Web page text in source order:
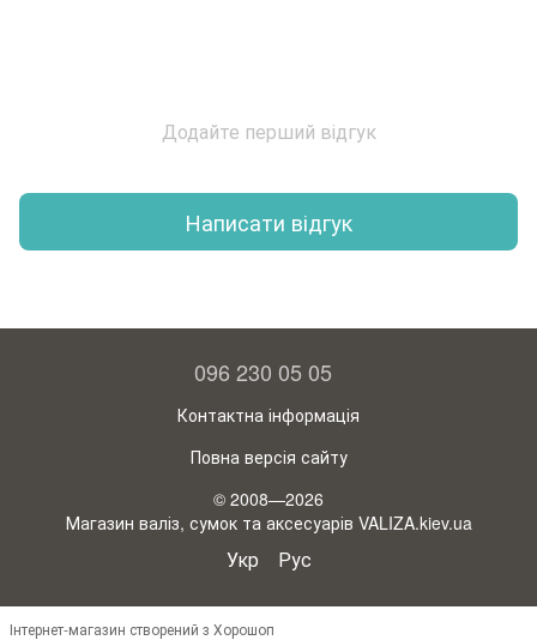
Додайте перший відгук
Написати відгук
096 230 05 05
Контактна інформація
Повна версія сайту
© 2008—2026
Магазин валіз, сумок та аксесуарів VALIZA.kiev.ua
Укр Рус
Інтернет-магазин створений з Хорошоп